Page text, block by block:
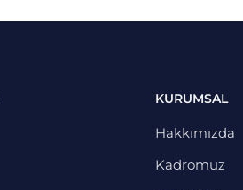
KURUMSAL
Hakkımızda
Kadromuz